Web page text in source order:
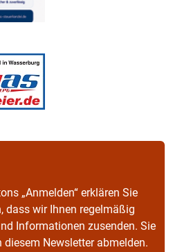
„Anmelden“ erklären Sie
dass wir Ihnen regelmäßig
Informationen zusenden. Sie
diesem Newsletter abmelden.